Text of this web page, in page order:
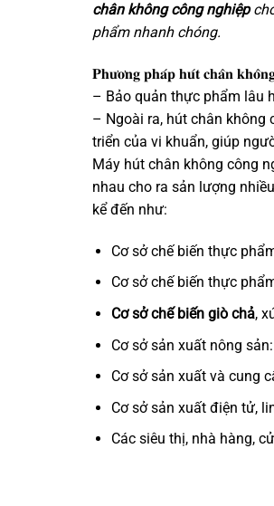
chân không công nghiệp
phẩm nhanh chóng.
𝐏𝐡𝐮̛𝐨̛𝐧𝐠 𝐩𝐡𝐚́𝐩 𝐡𝐮́𝐭 𝐜𝐡𝐚̂𝐧
– Bảo quản thực phẩm lâu
– Ngoài ra, hút chân
triển của vi khuẩn, giúp
Máy hút chân không công
nhau cho ra sản lượng
kể đến như:
Cơ sở chế biến thực
Cơ sở chế biến thực
Cơ sở chế biến giò chả,
Cơ sở sản xuất nông
Cơ sở sản xuất và cung
Cơ sở sản xuất điện tử,
Các siêu thị, nhà hàng,